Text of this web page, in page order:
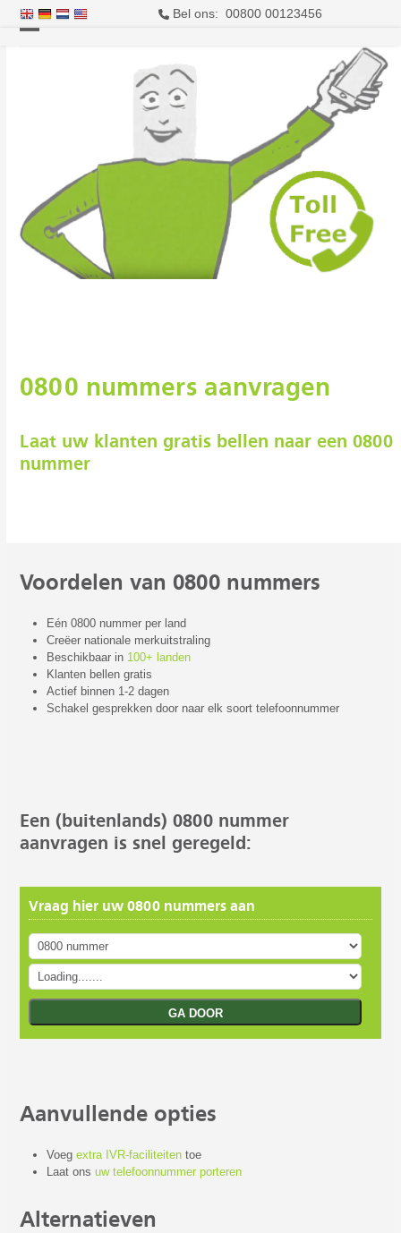
Bel ons: 00800 00123456
0800 nummers aanvragen
Laat uw klanten gratis bellen naar een 0800
nummer
Voordelen van 0800 nummers
Eén 0800 nummer per land
Creëer nationale merkuitstraling
Beschikbaar in 100+ landen
Klanten bellen gratis
Actief binnen 1-2 dagen
Schakel gesprekken door naar elk soort telefoonnummer
Een (buitenlands) 0800 nummer
aanvragen is snel geregeld:
Vraag hier uw 0800 nummers aan
Aanvullende opties
Voegextra IVR-faciliteiten toe
Laat onsuw telefoonnummer porteren
Alternatieven